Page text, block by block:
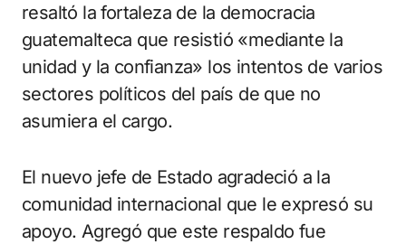
resaltó la fortaleza de la democracia
guatemalteca que resistió «mediante la
unidad y la confianza» los intentos de varios
sectores políticos del país de que no
asumiera el cargo.
El nuevo jefe de Estado agradeció a la
comunidad internacional que le expresó su
apoyo. Agregó que este respaldo fue